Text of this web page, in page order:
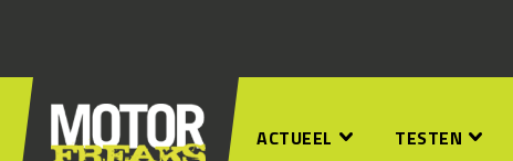
ACTUEEL TESTEN